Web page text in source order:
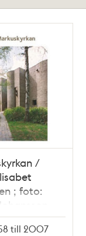
/
; foto:
till 2007